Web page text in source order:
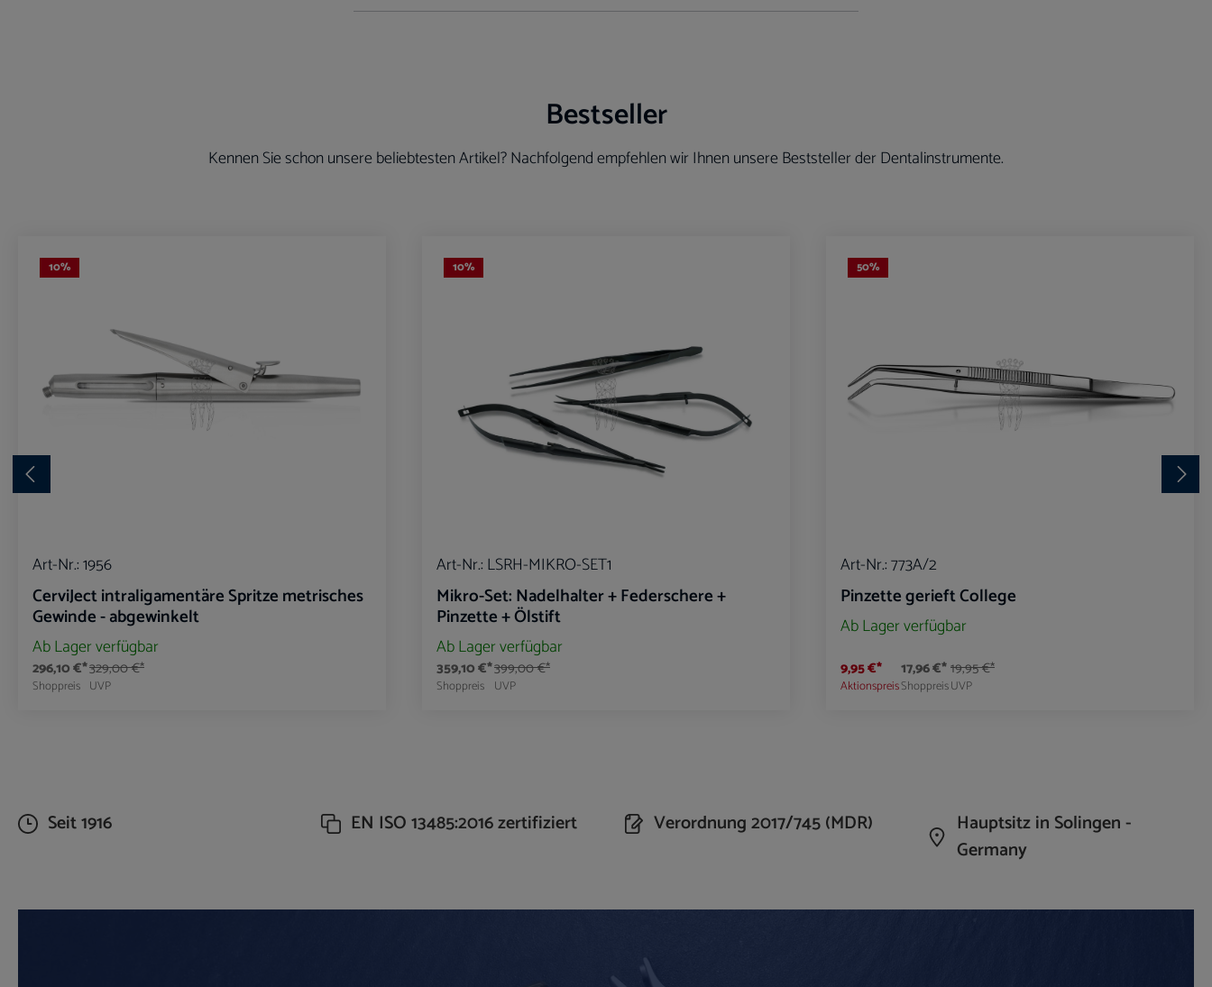
Bestseller
Kennen Sie schon unsere beliebtesten Artikel? Nachfolgend empfehlen wir Ihnen unsere Beststeller der Dentalinstrumente.
10%
Art-Nr.:1956
CerviJect intraligamentäre Spritze metrisches
Gewinde - abgewinkelt
Ab Lager verfügbar
296,10 €*
Shoppreis
329,00 €*
UVP
10%
Art-Nr.: LSRH-MIKRO-SET1
Mikro-Set: Nadelhalter + Federschere +
Pinzette + Ölstift
Ab Lager verfügbar
359,10 €*
Shoppreis
399,00 €*
UVP
50%
Art-Nr.:773A/2
Pinzette gerieft College
Ab Lager verfügbar
9,95 €*
Aktionspreis
17,96 €*
Shoppreis
19,95 €*
UVP
Seit 1916 EN ISO 13485:2016 zertifiziert Verordnung 2017/745 (MDR)
Hauptsitz in Solingen -
Germany